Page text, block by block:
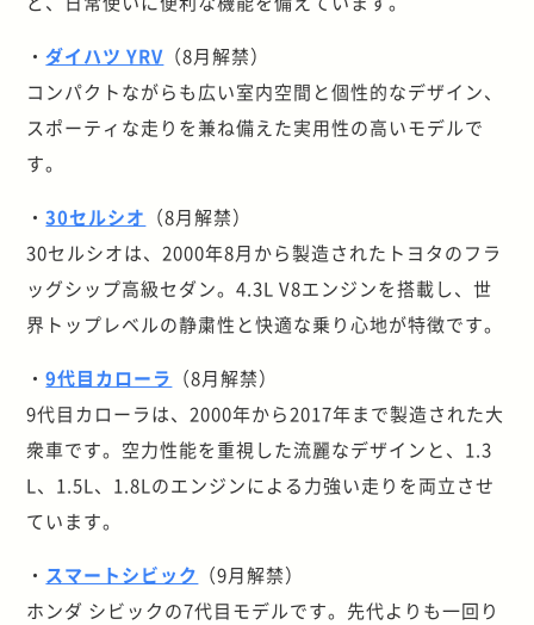
・ダイハツ YRV （8月解禁）
コンパクトながらも広い室内空間と個性的なデザイン、
スポーティな走りを兼ね備えた実用性の高いモデルで
す。
・30セルシオ （8月解禁）
30セルシオは、2000年8月から製造されたトヨタのフラ
ッグシップ高級セダン。4.3L V8エンジンを搭載し、世
界トップレベルの静粛性と快適な乗り心地が特徴です。
・9代目カローラ （8月解禁）
9代目カローラは、2000年から2017年まで製造された大
衆車です。空力性能を重視した流麗なデザインと、1.3
L、1.5L、1.8Lのエンジンによる力強い走りを両立させ
ています。
・ スマートシビック （9月解禁）
ホンダ シビックの7代目モデルです。先代よりも一回り